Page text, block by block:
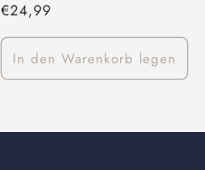
Normaler
Preis
€24,99
In den Warenkorb legen